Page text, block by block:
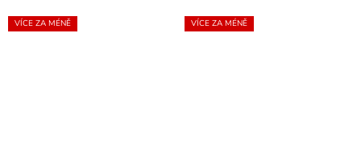
VÍCE ZA MÉNĚ VÍCE ZA MÉNĚ